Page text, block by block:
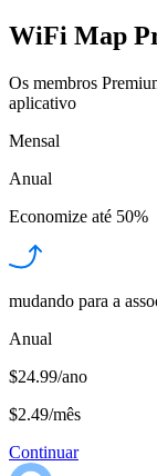
WiFi Map
Os membros
aplicativo
Mensal
Anual
Economize até 50%
mudando para a
Anual
$24.99/ano
$2.49/mês
Continuar